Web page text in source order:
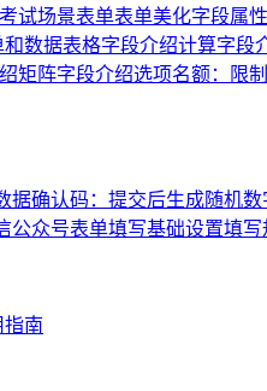
试场景表单表单美化字段属
数据表格字段介绍计算字段
矩阵字段介绍选项名额：限
据确认码：提交后生成随机
公众号表单填写基础设置填写
南